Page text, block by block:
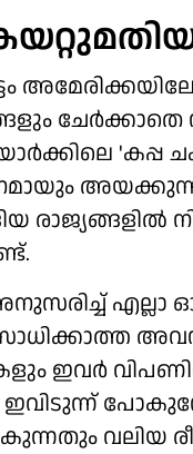
ചേർക്കാതെ
'കപ്പ
ഇവർ
ഇവിടുന്ന്
വലിയ